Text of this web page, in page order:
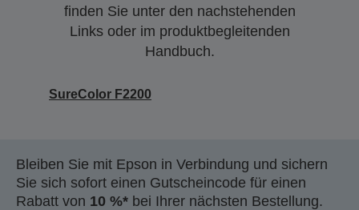
finden Sie unter den nachstehenden
Links oder im produktbegleitenden
Handbuch.
SureColor F2200
Bleiben Sie mit Epson in Verbindung und sichern
Sie sich sofort einen Gutscheincode für einen
Rabatt von 10 %* bei Ihrer nächsten Bestellung.